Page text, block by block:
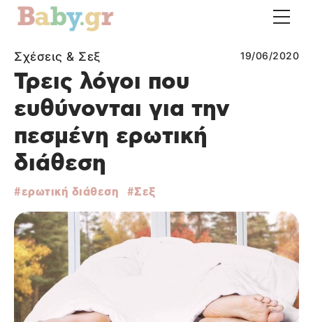
Σχέσεις & Σεξ 19/06/2020
Τρεις λόγοι που
ευθύνονται για την
πεσμένη ερωτική
διάθεση
ερωτική διάθεση Σεξ